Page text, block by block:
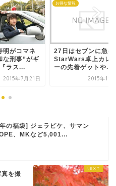
がコマネ
な刑事”がギ
ラス...
2015年7月21日
お得な情報
27日はセブンに急げ
StarWars卓上カレ
ーの先着ゲットや...
2015年11
の福袋] ジェラピケ、サマン
、MKなど5,001...
を撮